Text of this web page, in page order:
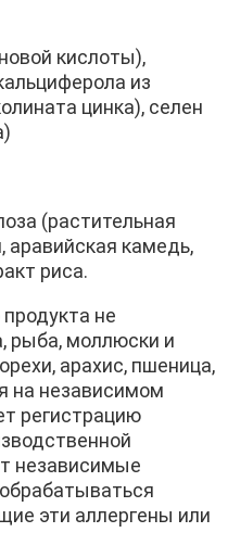
кислоты),
из
цинка), селен
(растительная
аравийская камедь,
риса.
не
рыба, моллюски и
арахис, пшеница,
на независимом
регистрацию
независимые
эти аллергены или